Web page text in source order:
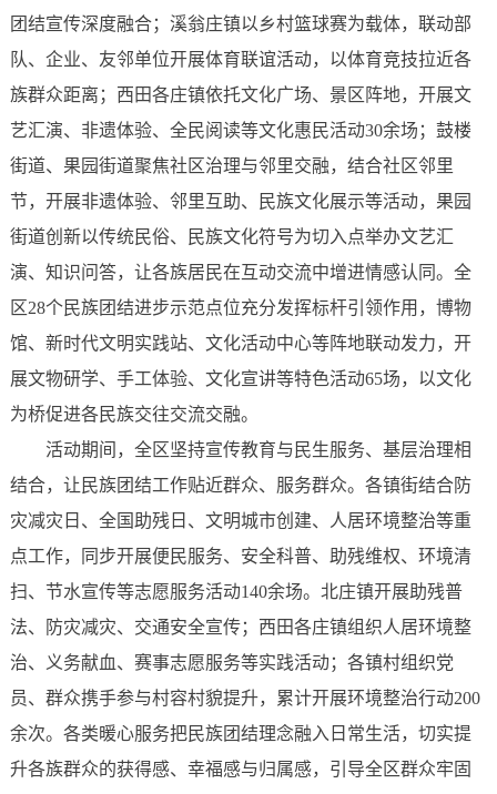
团结宣传深度融合；溪翁庄镇以乡村篮球赛为载体，联动部
队、企业、友邻单位开展体育联谊活动，以体育竞技拉近各
族群众距离；西田各庄镇依托文化广场、景区阵地，开展文
艺汇演、非遗体验、全民阅读等文化惠民活动30余场；鼓楼
街道、果园街道聚焦社区治理与邻里交融，结合社区邻里
节，开展非遗体验、邻里互助、民族文化展示等活动，果园
街道创新以传统民俗、民族文化符号为切入点举办文艺汇
演、知识问答，让各族居民在互动交流中增进情感认同。全
区28个民族团结进步示范点位充分发挥标杆引领作用，博物
馆、新时代文明实践站、文化活动中心等阵地联动发力，开
展文物研学、手工体验、文化宣讲等特色活动65场，以文化
为桥促进各民族交往交流交融。
活动期间，全区坚持宣传教育与民生服务、基层治理相
结合，让民族团结工作贴近群众、服务群众。各镇街结合防
灾减灾日、全国助残日、文明城市创建、人居环境整治等重
点工作，同步开展便民服务、安全科普、助残维权、环境清
扫、节水宣传等志愿服务活动140余场。北庄镇开展助残普
法、防灾减灾、交通安全宣传；西田各庄镇组织人居环境整
治、义务献血、赛事志愿服务等实践活动；各镇村组织党
员、群众携手参与村容村貌提升，累计开展环境整治行动200
余次。各类暖心服务把民族团结理念融入日常生活，切实提
升各族群众的获得感、幸福感与归属感，引导全区群众牢固